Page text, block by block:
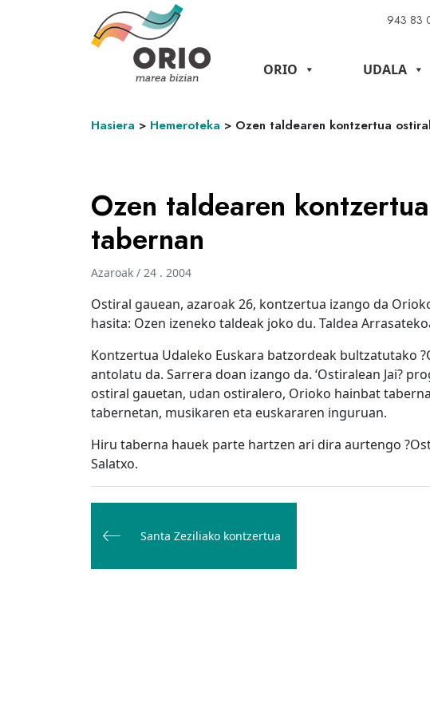
943 83
ORIO UDALA
Hasiera > Hemeroteka > Ozen taldearen kontzertua
Ozen taldearen
tabernan
Azaroak / 24 . 2004
Ostiral gauean, azaroak 26, kontzertua izango da
hasita: Ozen izeneko taldeak joko du. Taldea
Kontzertua Udaleko Euskara batzordeak bultzatutako
antolatu da. Sarrera doan izango da. ‘Ostiralean Jai?
ostiral gauetan, udan ostiralero, Orioko hainbat
tabernetan, musikaren eta euskararen inguruan.
Hiru taberna hauek parte hartzen ari dira aurtengo
Salatxo.
Bidalketetan
zehar
nabigatu
Santa Zeziliako kontzertua